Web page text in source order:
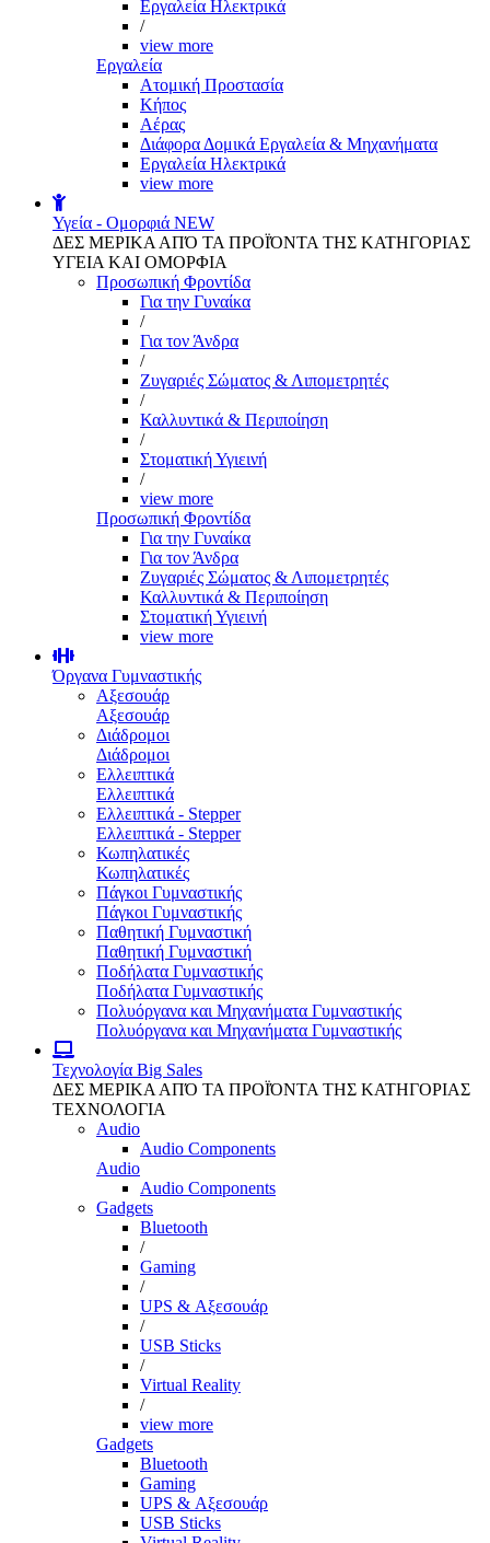
Εργαλεία Ηλεκτρικά
/
view more
Εργαλεία
Aτομική Προστασία
Kήπος
Αέρας
Διάφορα Δομικά Εργαλεία & Μηχανήματα
Εργαλεία Ηλεκτρικά
view more
Υγεία - Ομορφιά NEW
ΔΕΣ ΜΕΡΙΚΑ ΑΠΌ ΤΑ ΠΡΟΪΌΝΤΑ ΤΗΣ ΚΑΤΗΓΟΡΙΑΣ
ΥΓΕΙΑ ΚΑΙ ΟΜΟΡΦΙΑ
Προσωπική Φροντίδα
Για την Γυναίκα
/
Για τον Άνδρα
/
Ζυγαριές Σώματος & Λιπομετρητές
/
Καλλυντικά & Περιποίηση
/
Στοματική Υγιεινή
/
view more
Προσωπική Φροντίδα
Για την Γυναίκα
Για τον Άνδρα
Ζυγαριές Σώματος & Λιπομετρητές
Καλλυντικά & Περιποίηση
Στοματική Υγιεινή
view more
Όργανα Γυμναστικής
Αξεσουάρ
Αξεσουάρ
Διάδρομοι
Διάδρομοι
Ελλειπτικά
Ελλειπτικά
Ελλειπτικά - Stepper
Ελλειπτικά - Stepper
Κωπηλατικές
Κωπηλατικές
Πάγκοι Γυμναστικής
Πάγκοι Γυμναστικής
Παθητική Γυμναστική
Παθητική Γυμναστική
Ποδήλατα Γυμναστικής
Ποδήλατα Γυμναστικής
Πολυόργανα και Μηχανήματα Γυμναστικής
Πολυόργανα και Μηχανήματα Γυμναστικής
Τεχνολογία Big Sales
ΔΕΣ ΜΕΡΙΚΑ ΑΠΌ ΤΑ ΠΡΟΪΌΝΤΑ ΤΗΣ ΚΑΤΗΓΟΡΙΑΣ
ΤΕΧΝΟΛΟΓΙΑ
Audio
Audio Components
Audio
Audio Components
Gadgets
Bluetooth
/
Gaming
/
UPS & Αξεσουάρ
/
USB Sticks
/
Virtual Reality
/
view more
Gadgets
Bluetooth
Gaming
UPS & Αξεσουάρ
USB Sticks